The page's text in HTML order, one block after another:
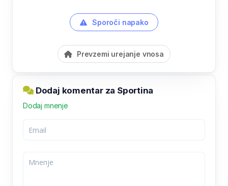
Sporoči napako
Prevzemi urejanje vnosa
Dodaj komentar za Sportina
Dodaj mnenje